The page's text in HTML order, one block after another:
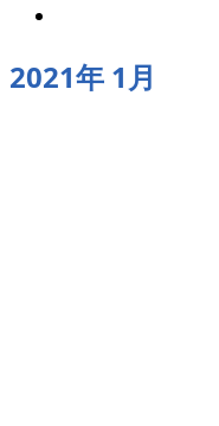
2021年 1月